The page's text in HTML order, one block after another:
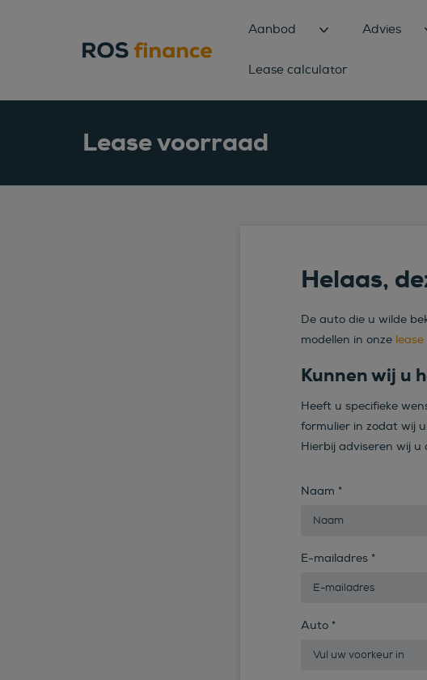
Aanbod Advies
Lease calculator
Lease voorraad
Helaas,
De auto die u wilde
modellen in onze
Kunnen wij u
Heeft u specifieke
formulier in zodat wij
Hierbij adviseren wij u
Naam *
E-mailadres *
Auto *